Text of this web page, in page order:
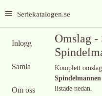
Seriekatalogen.se
Inlogg
Samla
Om oss
Omslag -
Komplett
Spindelmannen
listade nedan.